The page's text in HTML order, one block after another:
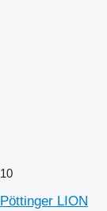
10
Pöttinger LION